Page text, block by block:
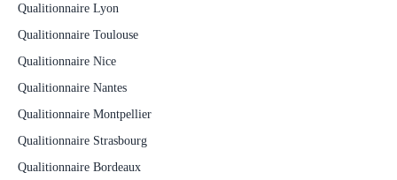
Qualitionnaire Lyon
Qualitionnaire Toulouse
Qualitionnaire Nice
Qualitionnaire Nantes
Qualitionnaire Montpellier
Qualitionnaire Strasbourg
Qualitionnaire Bordeaux